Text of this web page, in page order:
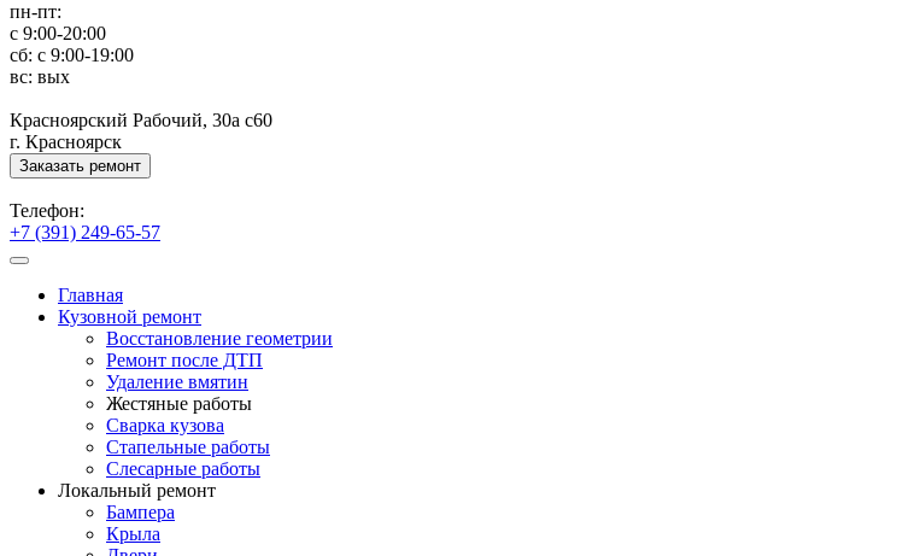
пн-пт:
с 9:00-20:00
сб: с 9:00-19:00
вс: вых
Красноярский Рабочий, 30а с60
г. Красноярск
Заказать ремонт
Телефон:
+7 (391) 249-65-57
Главная
Кузовной ремонт
Восстановление геометрии
Ремонт после ДТП
Удаление вмятин
Жестяные работы
Сварка кузова
Стапельные работы
Слесарные работы
Локальный ремонт
Бампера
Крыла